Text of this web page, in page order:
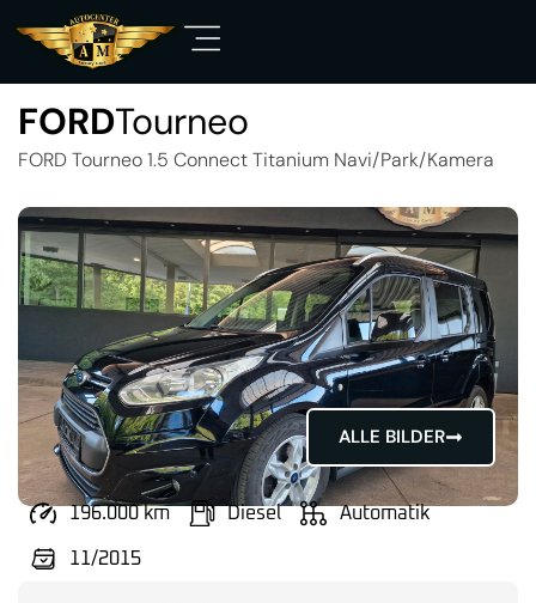
FORDTourneo
FORD Tourneo 1.5 Connect Titanium Navi/Park/Kamera
ALLE BILDER
196.000 km Diesel Automatik
11/2015